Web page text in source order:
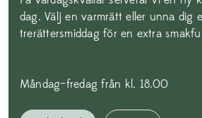
dag. Välj en varmrätt eller unna dig
trerättersmiddag för en extra
Måndag–fredag från kl. 18.00